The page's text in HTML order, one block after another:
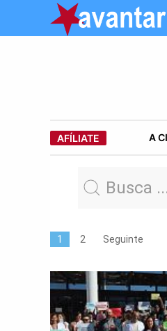
AFÍLIATE A
1 2 Seguinte